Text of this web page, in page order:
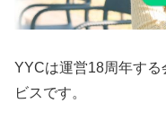
YYCは運営18周年す
ビスです。